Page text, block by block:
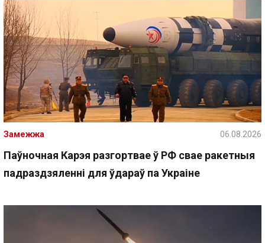
Паўночная Карэя разгортвае ў РФ свае ракетныя
падраздзяленні для ўдараў па Украіне
Замежжа 06.08.2026